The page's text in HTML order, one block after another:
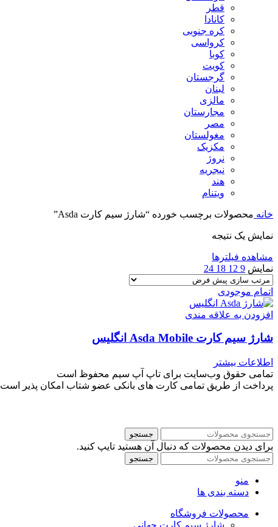
قطر
کانادا
کره جنوبی
کرواسی
کوبا
کویت
گرجستان
لبنان
مالزی
مجارستان
مصر
مغولستان
مکزیک
نروژ
نیجریه
هند
ویتنام
خانه محصولات برچسب خورده “شارژ سیم کارت Asda”
نمایش یک نتیجه
مشاهده فیلترها
نمایش 9
12
18
24
اتمام موجودی
افزودن به علاقه مندی
شارژ سیم کارت Asda Mobile انگلیس
اطلاعات بیشتر
تمامی حقوق وب‌سایت برای تاپ آپ سیم محفوظ است
پرداخت از طریق تمامی کارت های بانکی عضو شتاب امکان پذیر است
جستجو
برای دیدن محصولات که دنبال آن هستید تایپ کنید.
جستجو
منو
دسته بندی ها
محصولات فروشگاه
شارژ سیم کارت جهانی